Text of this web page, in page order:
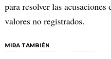
para resolver las
valores no registrados.
MIRA TAMBIÉN